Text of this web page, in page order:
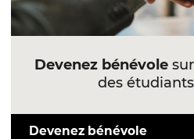
Devenez bénévolesur
des
Devenez bénévole